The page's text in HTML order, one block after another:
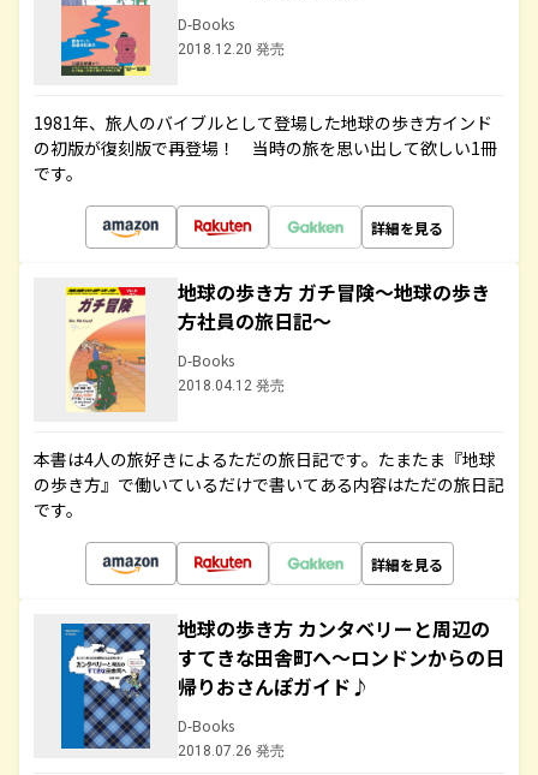
D-Books
2018.12.20 発売
1981年、旅人のバイブルとして登場した地球の歩き方インド
の初版が復刻版で再登場！ 当時の旅を思い出して欲しい1冊
です。
詳細を見る
地球の歩き方 ガチ冒険～地球の歩き
方社員の旅日記～
D-Books
2018.04.12 発売
本書は4人の旅好きによるただの旅日記です。たまたま『地球
の歩き方』で働いているだけで書いてある内容はただの旅日記
です。
詳細を見る
地球の歩き方 カンタベリーと周辺の
すてきな田舎町へ～ロンドンからの日
帰りおさんぽガイド♪
D-Books
2018.07.26 発売